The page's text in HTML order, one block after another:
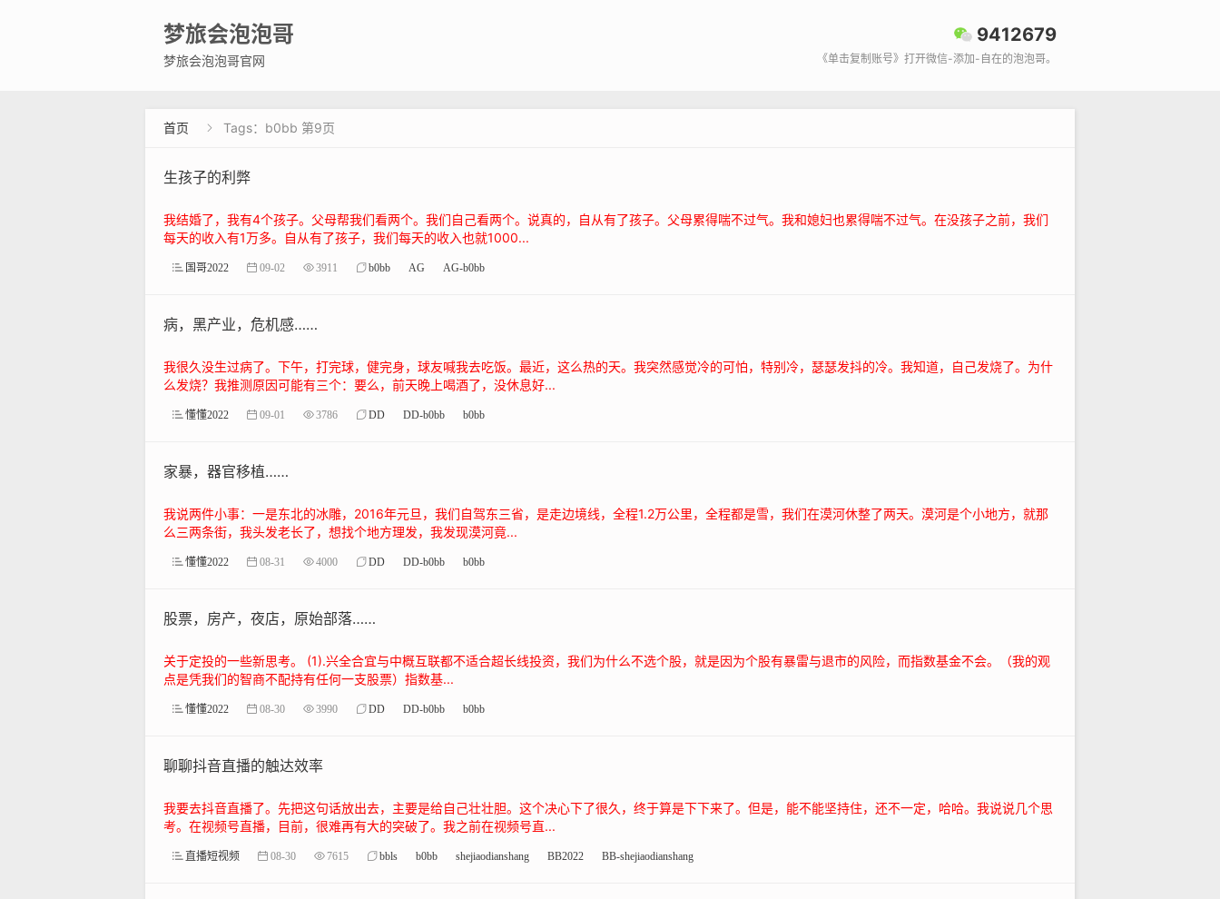
梦旅会泡泡哥
梦旅会泡泡哥官网
9412679
《单击复制账号》打开微信-添加-自在的泡泡哥。
首页  Tags：b0bb 第9页
生孩子的利弊
我结婚了，我有4个孩子。父母帮我们看两个。我们自己看两个。说真的，自从有了孩子。父母累得喘不过气。我和媳妇也累得喘不过气。在没孩子之前，我们
每天的收入有1万多。自从有了孩子，我们每天的收入也就1000...
国哥2022 09-02 3911 b0bb AG AG-b0bb
病，黑产业，危机感……
我很久没生过病了。下午，打完球，健完身，球友喊我去吃饭。最近，这么热的天。我突然感觉冷的可怕，特别冷，瑟瑟发抖的冷。我知道，自己发烧了。为什
么发烧？我推测原因可能有三个：要么，前天晚上喝酒了，没休息好...
懂懂2022 09-01 3786 DD DD-b0bb b0bb
家暴，器官移植……
我说两件小事：一是东北的冰雕，2016年元旦，我们自驾东三省，是走边境线，全程1.2万公里，全程都是雪，我们在漠河休整了两天。漠河是个小地方，就那
么三两条街，我头发老长了，想找个地方理发，我发现漠河竟...
懂懂2022 08-31 4000 DD DD-b0bb b0bb
股票，房产，夜店，原始部落……
关于定投的一些新思考。 (1).兴全合宜与中概互联都不适合超长线投资，我们为什么不选个股，就是因为个股有暴雷与退市的风险，而指数基金不会。（我的观
点是凭我们的智商不配持有任何一支股票）指数基...
懂懂2022 08-30 3990 DD DD-b0bb b0bb
聊聊抖音直播的触达效率
我要去抖音直播了。先把这句话放出去，主要是给自己壮壮胆。这个决心下了很久，终于算是下下来了。但是，能不能坚持住，还不一定，哈哈。我说说几个思
考。在视频号直播，目前，很难再有大的突破了。我之前在视频号直...
直播短视频 08-30 7615 bbls b0bb shejiaodianshang BB2022 BB-shejiaodianshang